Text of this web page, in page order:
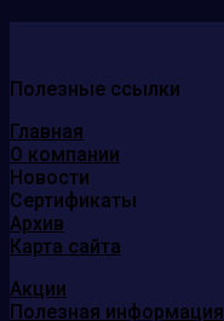
Полезные ссылки
Главная
О компании
Новости
Сертификаты
Архив
Карта сайта
Акции
Полезная информация